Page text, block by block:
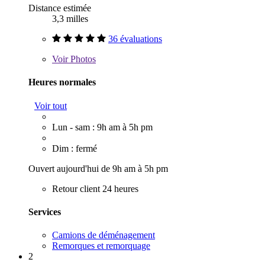
Distance estimée
3,3 milles
36 évaluations
VoirPhotos
Heures normales
Voir tout
Lun - sam : 9h am à 5h pm
Dim : fermé
Ouvert aujourd'hui de 9h am à 5h pm
Retour client 24 heures
Services
Camions de déménagement
Remorques et remorquage
2